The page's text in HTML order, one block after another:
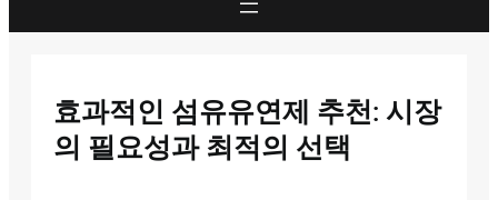
효과적인 섬유유연제 추천: 시장
의 필요성과 최적의 선택